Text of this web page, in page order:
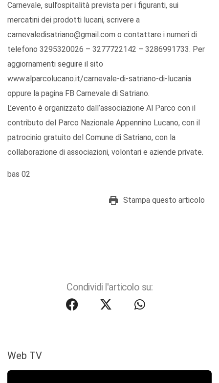
Carnevale, sull’ospitalità prevista per i figuranti, sui
mercatini dei prodotti lucani, scrivere a
carnevaledisatriano@gmail.com o contattare i numeri di
telefono 3295320026 – 3277722142 – 3286991733. Per
aggiornamenti seguire il sito
www.alparcolucano.it/carnevale-di-satriano-di-lucania
oppure la pagina FB Carnevale di Satriano.
L’evento è organizzato dall’associazione Al Parco con il
contributo del Parco Nazionale Appennino Lucano, con il
patrocinio gratuito del Comune di Satriano, con la
collaborazione di associazioni, volontari e aziende private.
bas 02
Stampa questo articolo
Condividi l'articolo su:
Web TV